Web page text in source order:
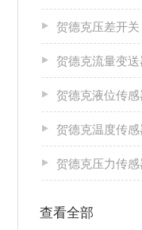
贺德克压差开关
贺德克流量变送
贺德克液位传感
贺德克温度传感
贺德克压力传感
查看全部